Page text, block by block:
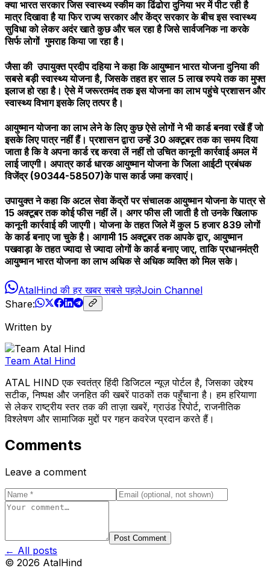
क्या भारत सरकार जिस स्वास्थ्य स्कीम का ढिंढोरा दुनिया भर में पीट रही है
मात्र दिखावा है या फिर राज्य सरकार और केंद्र सरकार के बीच इस स्वास्थ्य
सुविधा को लेकर अदंर खाते कुछ और चल रहा है जिसे सार्वजनिक ना करके
सिर्फ लोगों गुमराह किया जा रहा है।
जैसा की उपायुक्त प्रदीप दहिया ने कहा कि आयुष्मान भारत योजना दुनिया की
सबसे बड़ी स्वास्थ्य योजना है, जिसके तहत हर साल 5 लाख रुपये तक का मुफ्त
इलाज हो रहा है। ऐसे में जरूरतमंद तक इस योजना का लाभ पहुंचे प्रशासन और
स्वास्थ्य विभाग इसके लिए तत्पर है।
आयुष्मान योजना का लाभ लेने के लिए कुछ ऐसे लोगों ने भी कार्ड बनवा रखें हैं जो
इसके लिए पात्र नहीं हैं। प्रशासन द्वारा उन्हें 30 अक्टूबर तक का समय दिया
जाता है कि वे अपना कार्ड रद्द करवा लें नहीं तो उचित कानूनी कार्रवाई अमल में
लाई जाएगी। अपात्र कार्ड धारक आयुष्मान योजना के जिला आईटी प्रबंधक
विजेंद्र (90344-58507)के पास कार्ड जमा करवाएं।
उपायुक्त ने कहा कि अटल सेवा केंद्रों पर संचालक आयुष्मान योजना के पात्र से
15 अक्टूबर तक कोई फीस नहीं लें। अगर फीस ली जाती है तो उनके खिलाफ
कानूनी कार्रवाई की जाएगी। योजना के तहत जिले में कुल 5 हजार 839 लोगों
के कार्ड बनाए जा चुके है। आगामी 15 अक्टूबर तक आपके द्वार, आयुष्मान
पखवाड़ा के तहत ज्यादा से ज्यादा लोगों के कार्ड बनाए जाए, ताकि प्रधानमंत्री
आयुष्मान भारत योजना का लाभ अधिक से अधिक व्यक्ति को मिल सके।
AtalHind की हर खबर सबसे पहलेJoin Channel
Share:
Written by
Team Atal Hind
ATAL HIND एक स्वतंत्र हिंदी डिजिटल न्यूज़ पोर्टल है, जिसका उद्देश्य
सटीक, निष्पक्ष और जनहित की खबरें पाठकों तक पहुँचाना है। हम हरियाणा
से लेकर राष्ट्रीय स्तर तक की ताज़ा खबरें, ग्राउंड रिपोर्ट, राजनीतिक
विश्लेषण और सामाजिक मुद्दों पर गहन कवरेज प्रदान करते हैं।
Comments
Leave a comment
Post Comment
← All posts
© 2026 AtalHind